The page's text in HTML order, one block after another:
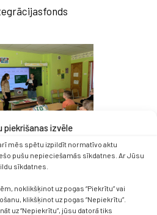
piekrišanas izvēle
mēs spētu izpildīt normatīvo aktu
pušu nepieciešamās sīkdatnes. Ar Jūsu
sīkdatnes.
noklikšķinot uz pogas “Piekrītu” vai
klikšķinot uz pogas “Nepiekrītu”.
uz “Nepiekrītu”, jūsu datorā tiks